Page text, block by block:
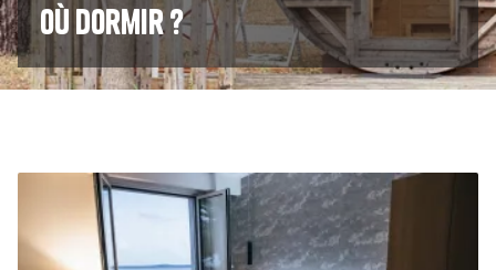
Où dormir ?